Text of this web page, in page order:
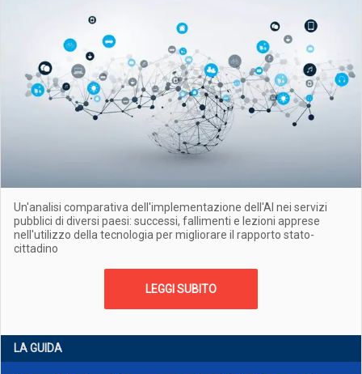
Un'analisi comparativa dell'implementazione dell'AI nei servizi
pubblici di diversi paesi: successi, fallimenti e lezioni apprese
nell'utilizzo della tecnologia per migliorare il rapporto stato-
cittadino
LEGGI SUBITO
LA GUIDA